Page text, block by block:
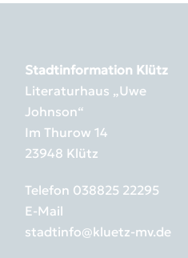
Stadtinformation Klütz
Literaturhaus „Uwe
Johnson“
Im Thurow 14
23948 Klütz
Telefon 038825 22295
E-Mail
stadtinfo@kluetz-mv.de